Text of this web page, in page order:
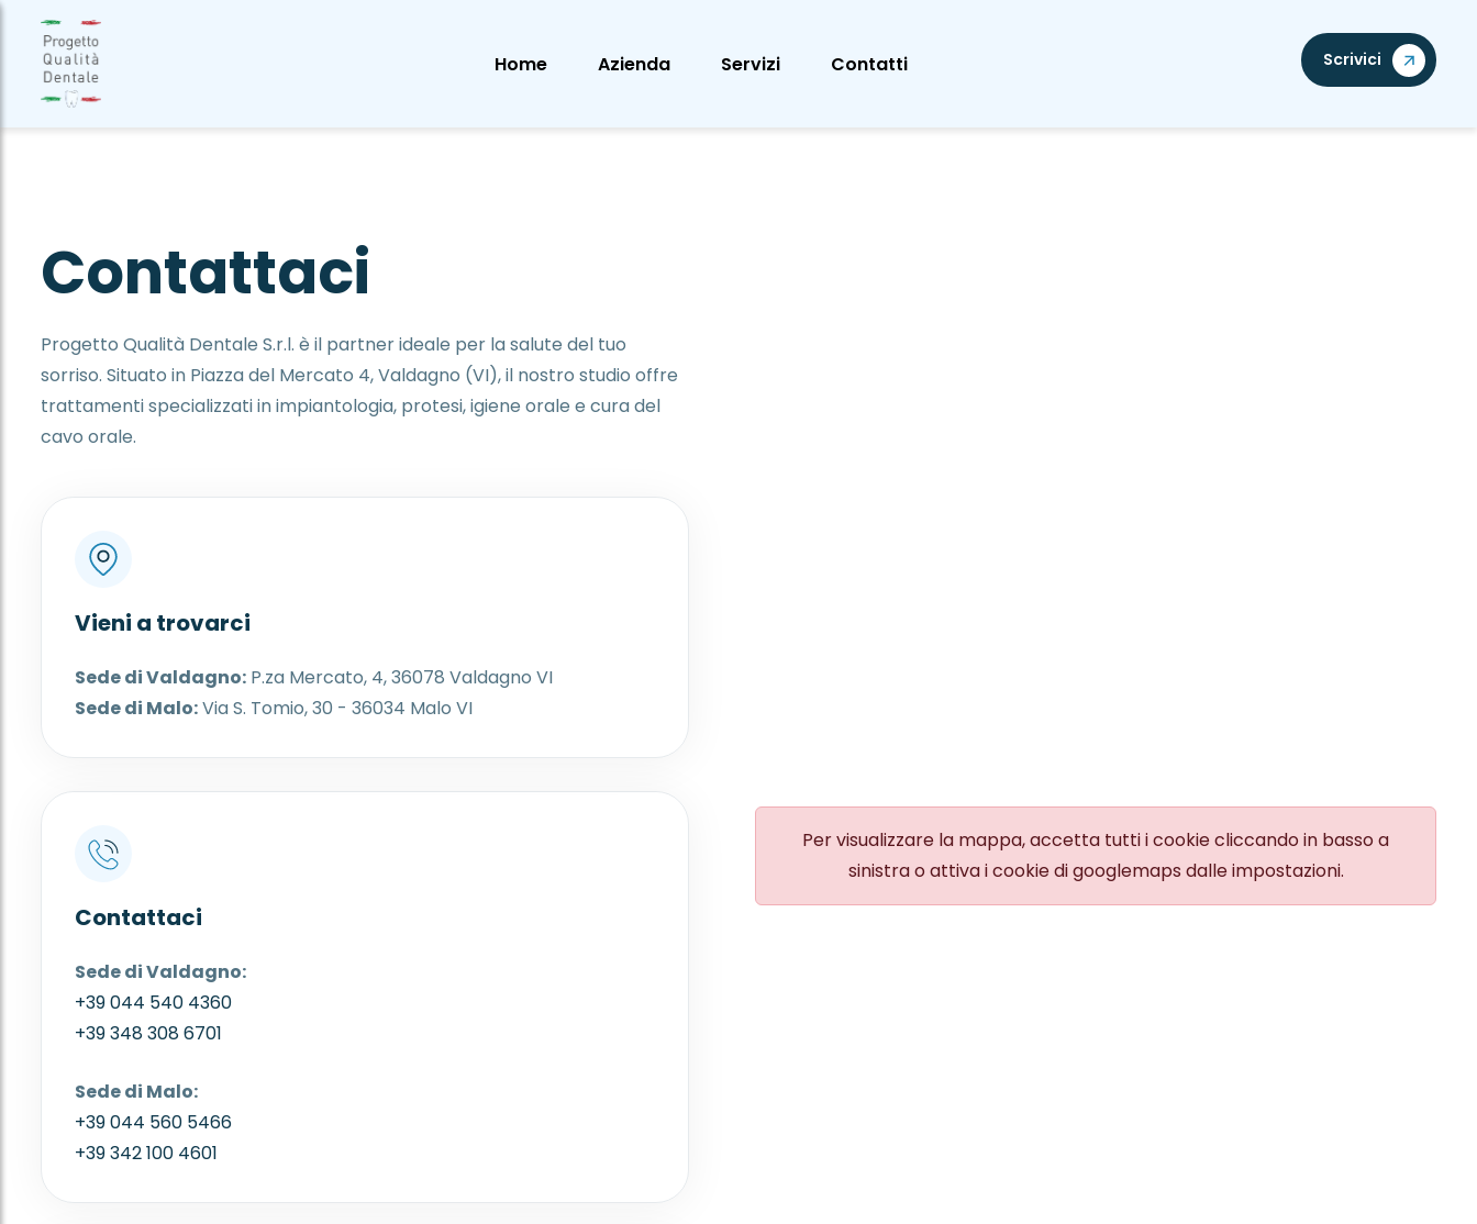
Home Azienda Servizi Contatti Scrivici
Contattaci
Progetto Qualità Dentale S.r.l. è il partner ideale per la salute del tuo
sorriso. Situato in Piazza del Mercato 4, Valdagno (VI), il nostro studio offre
trattamenti specializzati in impiantologia, protesi, igiene orale e cura del
cavo orale.
Vieni a trovarci
Sede di Valdagno: P.za Mercato, 4, 36078 Valdagno VI
Sede di Malo:Via S. Tomio, 30 - 36034 Malo VI
Contattaci
Sede di Valdagno:
+39 044 540 4360
+39 348 308 6701
Sede di Malo:
+39 044 560 5466
+39 342 100 4601
Per visualizzare la mappa, accetta tutti i cookie cliccando in basso a
sinistra o attiva i cookie di googlemaps dalle impostazioni.